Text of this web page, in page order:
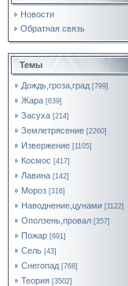
Новости
Обратная связь
Темы
Дождь,гроза,град [799]
Жара [639]
Засуха [214]
Землетрясение [2260]
Извержение [1105]
Космос [417]
Лавина [142]
Мороз [316]
Наводнение,цунами [1122]
Оползень,провал [357]
Пожар [691]
Сель [43]
Снегопад [768]
Теория [3502]